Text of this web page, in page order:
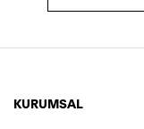
KURUMSAL